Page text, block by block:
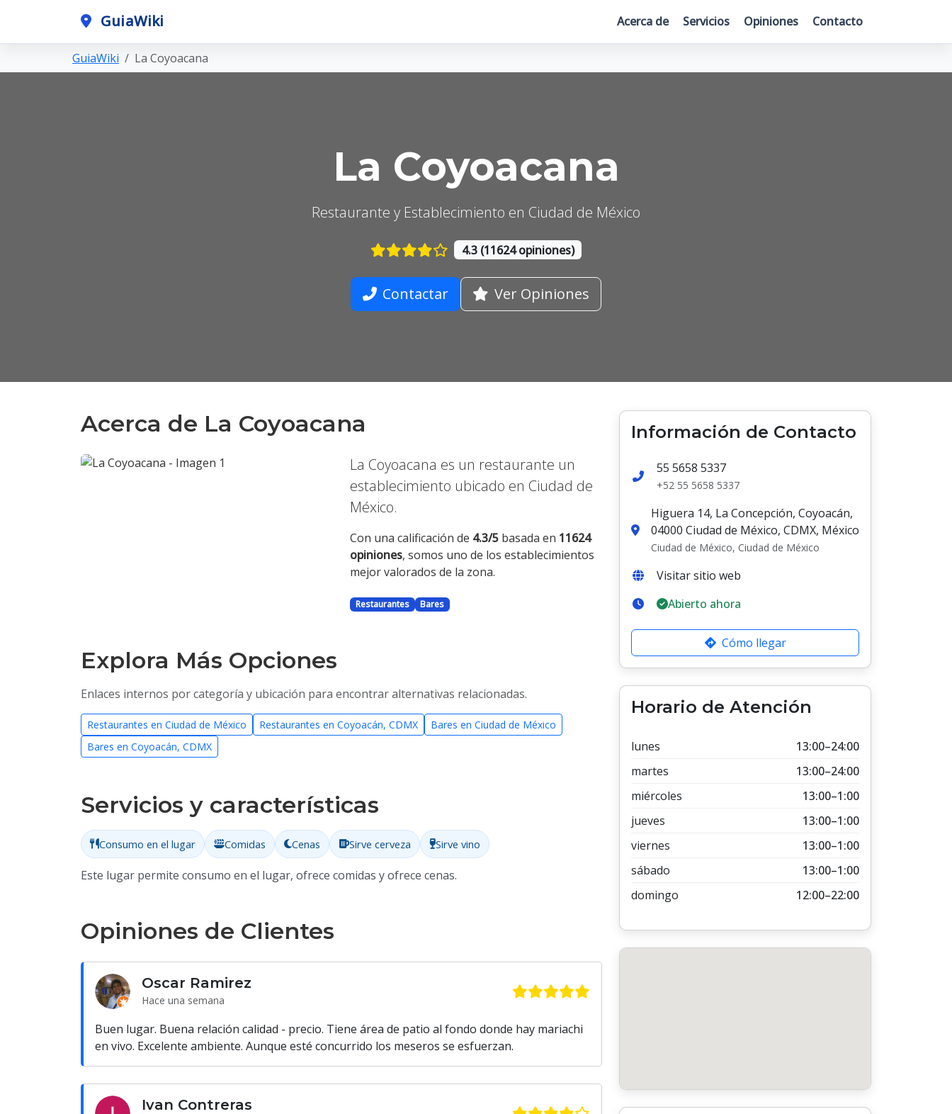
GuiaWiki Acerca de Servicios Opiniones Contacto
GuiaWiki La Coyoacana
La Coyoacana
Restaurante y Establecimiento en Ciudad de México
4.3 (11624 opiniones)
Contactar Ver Opiniones
Acerca de La Coyoacana
Siguiente
La Coyoacana es un restaurante un
establecimiento ubicado en Ciudad de
México.
Con una calificación de 4.3/5 basada en 11624
opiniones, somos uno de los establecimientos
mejor valorados de la zona.
Restaurantes Bares
Explora Más Opciones
Enlaces internos por categoría y ubicación para encontrar alternativas relacionadas.
Restaurantes en Ciudad de México Restaurantes en Coyoacán, CDMX
Bares en Ciudad de México
Bares en Coyoacán, CDMX
Servicios y características
Consumo en el lugar Comidas Cenas Sirve cerveza Sirve vino
Este lugar permite consumo en el lugar, ofrece comidas y ofrece cenas.
Opiniones de Clientes
Oscar Ramirez
Hace una semana
Buen lugar. Buena relación calidad - precio. Tiene área de patio al fondo donde hay mariachi
en vivo. Excelente ambiente. Aunque esté concurrido los meseros se esfuerzan.
Ivan Contreras
Información de Contacto
55 5658 5337
+52 55 5658 5337
Higuera 14, La Concepción, Coyoacán,
04000 Ciudad de México, CDMX, México
Ciudad de México, Ciudad de México
Visitar sitio web
Abierto ahora
Cómo llegar
Horario de Atención
lunes
13:00–24:00
martes
13:00–24:00
miércoles
13:00–1:00
jueves
13:00–1:00
viernes
13:00–1:00
sábado
13:00–1:00
domingo
12:00–22:00